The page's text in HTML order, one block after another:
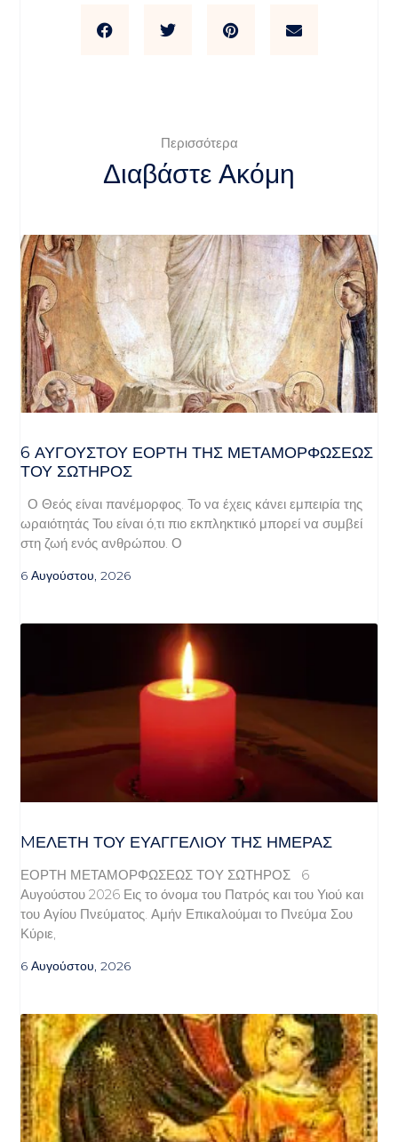
Περισσότερα
Διαβάστε Ακόμη
6 ΑΥΓΟΥΣΤΟΥ ΕΟΡΤΗ ΤΗΣ ΜΕΤΑΜΟΡΦΩΣΕΩΣ
ΤΟΥ ΣΩΤΗΡΟΣ
Ο Θεός είναι πανέμορφος. Το να έχεις κάνει εμπειρία της
ωραιότητάς Του είναι ό,τι πιο εκπληκτικό μπορεί να συμβεί
στη ζωή ενός ανθρώπου. Ο
6 Αυγούστου, 2026
MΕΛΈΤΗ ΤΟΥ ΕΥΑΓΓΕΛΊΟΥ ΤΗΣ ΗΜΈΡΑΣ
ΕΟΡΤΗ ΜΕΤΑΜΟΡΦΩΣΕΩΣ ΤΟΥ ΣΩΤΗΡΟΣ 6
Αυγούστου 2026 Εις το όνομα του Πατρός και του Υιού και
του Αγίου Πνεύματος. Αμήν Επικαλούμαι το Πνεύμα Σου
Κύριε,
6 Αυγούστου, 2026